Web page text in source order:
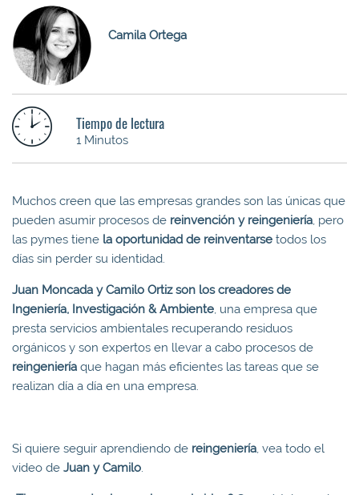
Camila Ortega
Tiempo de lectura
1 Minutos
Muchos creen que las empresas grandes son las únicas que
pueden asumir procesos de reinvención y reingeniería, pero
las pymes tiene la oportunidad de reinventarse todos los
días sin perder su identidad.
Juan Moncada y Camilo Ortiz son los creadores de
Ingeniería, Investigación & Ambiente, una empresa que
presta servicios ambientales recuperando residuos
orgánicos y son expertos en llevar a cabo procesos de
reingeniería que hagan más eficientes las tareas que se
realizan día a día en una empresa.
Si quiere seguir aprendiendo de reingeniería, vea todo el
video de Juan y Camilo.